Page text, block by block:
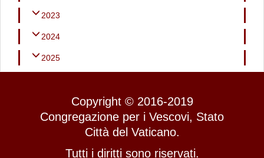
2023
2024
2025
Copyright © 2016-2019
Congregazione per i Vescovi, Stato
Città del Vaticano.
Tutti i diritti sono riservati.